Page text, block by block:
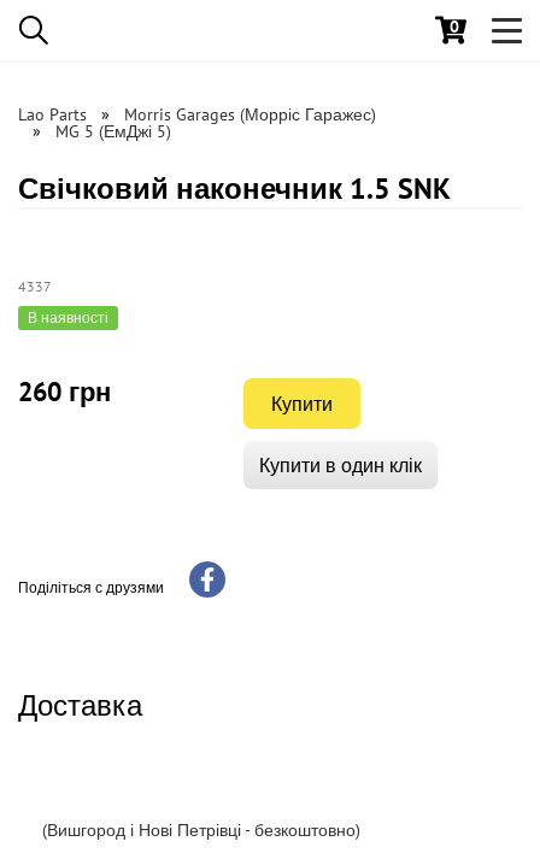
0
Lao Parts Morris Garages (Морріс Гаражес)
MG 5 (ЕмДжі 5)
Свічковий наконечник 1.5 SNK
4337
В наявності
260 грн Купити
Купити в один клік
Поділіться с друзями
Доставка
(Вишгород і Нові Петрівці - безкоштовно)